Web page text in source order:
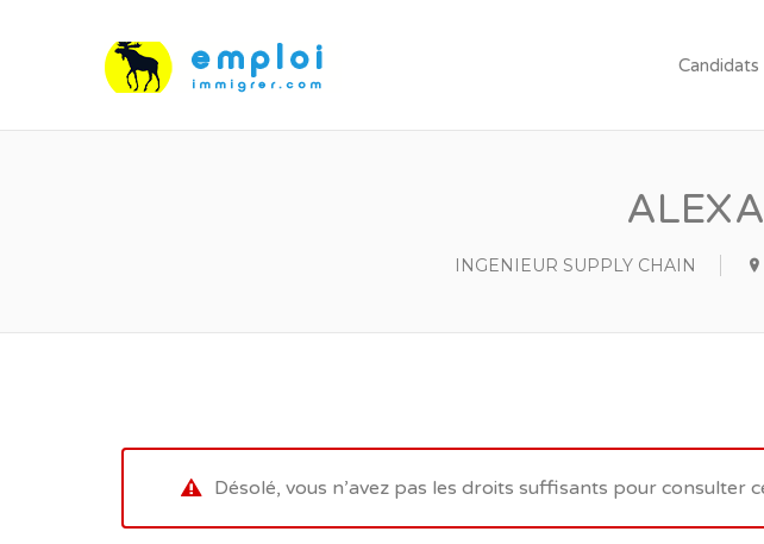
Candidats
INGENIEUR SUPPLY CHAIN
Désolé, vous n’avez pas les droits suffisants pour consulter